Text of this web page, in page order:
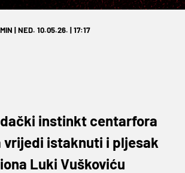
| NED. 10.05.26. | 17:17
instinkt centarfora
vrijedi istaknuti i pljesak
Luki Vuškoviću